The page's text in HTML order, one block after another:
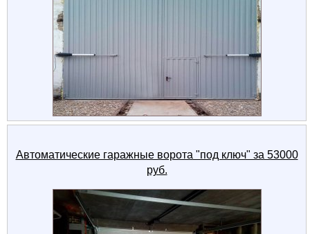
Автоматические гаражные ворота "под ключ" за 53000
руб.